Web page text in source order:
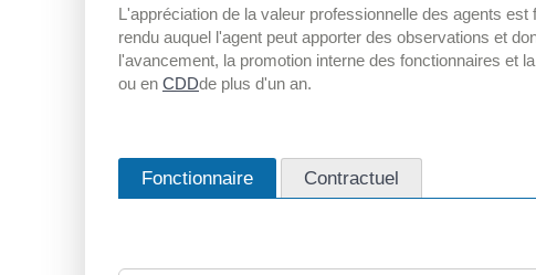
L'appréciation de la valeur professionnelle des agents
rendu auquel l'agent peut apporter des observations et
l'avancement, la promotion interne des fonctionnaires et
ou en CDDde plus d'un an.
Fonctionnaire Contractuel